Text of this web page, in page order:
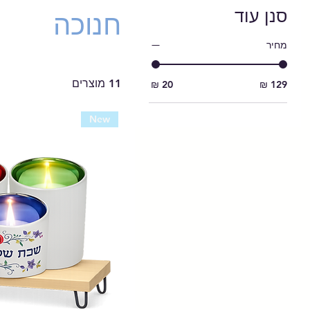
סנן עוד
מחיר
‏20 ‏₪ ‏129 ‏₪
חנוכה
11 מוצרים
New